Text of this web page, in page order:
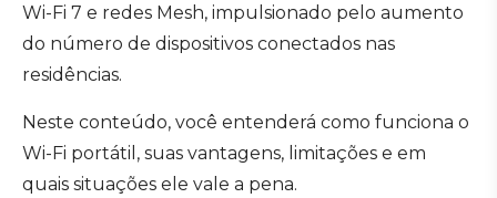
Wi-Fi 7 e redes Mesh, impulsionado pelo aumento
do número de dispositivos conectados nas
residências.
Neste conteúdo, você entenderá como funciona o
Wi-Fi portátil, suas vantagens, limitações e em
quais situações ele vale a pena.